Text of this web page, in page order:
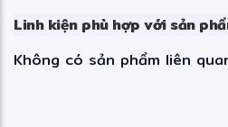
Linh kiện phù hợp với sản
Không có sản phẩm liên